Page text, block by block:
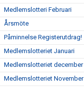
Medlemslotteri Februari
Årsmöte
Påminnelse Registerutdrag!
Medlemslotteriet Januari
Medlemslotteriet december
Medlemslotteriet November